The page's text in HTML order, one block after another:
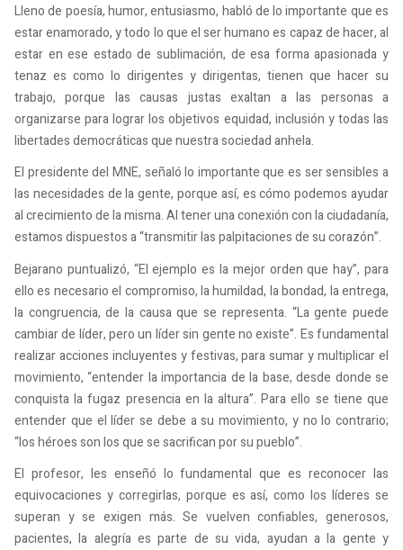
Lleno de poesía, humor, entusiasmo, habló de lo importante que es
estar enamorado, y todo lo que el ser humano es capaz de hacer, al
estar en ese estado de sublimación, de esa forma apasionada y
tenaz es como lo dirigentes y dirigentas, tienen que hacer su
trabajo, porque las causas justas exaltan a las personas a
organizarse para lograr los objetivos equidad, inclusión y todas las
libertades democráticas que nuestra sociedad anhela.
El presidente del MNE, señaló lo importante que es ser sensibles a
las necesidades de la gente, porque así, es cómo podemos ayudar
al crecimiento de la misma. Al tener una conexión con la ciudadanía,
estamos dispuestos a “transmitir las palpitaciones de su corazón”.
Bejarano puntualizó, “El ejemplo es la mejor orden que hay”, para
ello es necesario el compromiso, la humildad, la bondad, la entrega,
la congruencia, de la causa que se representa. “La gente puede
cambiar de líder, pero un líder sin gente no existe”. Es fundamental
realizar acciones incluyentes y festivas, para sumar y multiplicar el
movimiento, “entender la importancia de la base, desde donde se
conquista la fugaz presencia en la altura”. Para ello se tiene que
entender que el líder se debe a su movimiento, y no lo contrario;
“los héroes son los que se sacrifican por su pueblo”.
El profesor, les enseñó lo fundamental que es reconocer las
equivocaciones y corregirlas, porque es así, como los líderes se
superan y se exigen más. Se vuelven confiables, generosos,
pacientes, la alegría es parte de su vida, ayudan a la gente y